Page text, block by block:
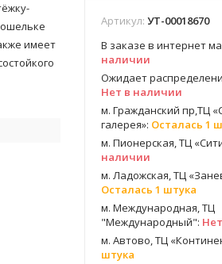
имеет
Артикул: УТ-00018670
В заказе в интернет
наличии
Ожидает
Нет в наличии
м. Гражданский пр,ТЦ
галерея»: Осталась 1
м. Пионерская, ТЦ
наличии
м. Ладожская, ТЦ
Осталась 1 штука
м. Международная, ТЦ
"Международный":
м. Автово, ТЦ
штука